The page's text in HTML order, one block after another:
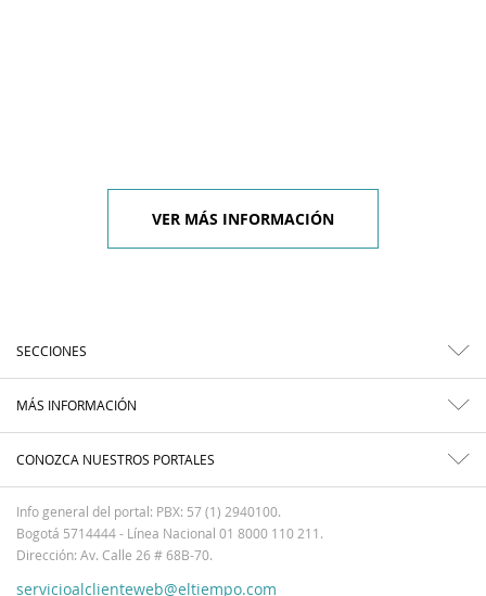
VER MÁS INFORMACIÓN
SECCIONES
MÁS INFORMACIÓN
CONOZCA NUESTROS PORTALES
Info general del portal: PBX: 57 (1) 2940100.
Bogotá 5714444 - Línea Nacional 01 8000 110 211.
Dirección: Av. Calle 26 # 68B-70.
servicioalclienteweb@eltiempo.com